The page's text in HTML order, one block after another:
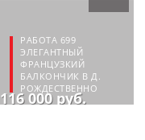
РАБОТА 699
ЭЛЕГАНТНЫЙ
ФРАНЦУЗКИЙ
БАЛКОНЧИК В Д.
РОЖДЕСТВЕННО
116 000 руб.